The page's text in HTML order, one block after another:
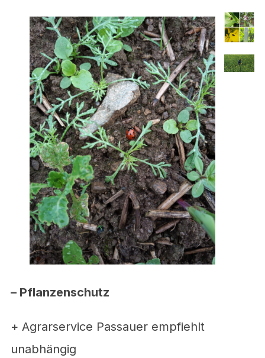
– Pflanzenschutz
+ Agrarservice Passauer empfiehlt
unabhängig